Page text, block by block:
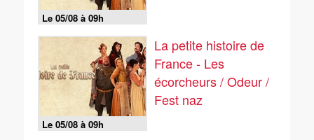
Le 05/08 à 09h
Le 05/08 à 09h
La petite histoire de
France - Les
écorcheurs / Odeur /
Fest naz